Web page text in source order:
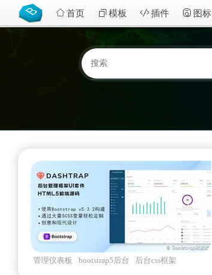
首页 模板 插件 图标
管理仪表板 bootstrap5后台
后台css框架